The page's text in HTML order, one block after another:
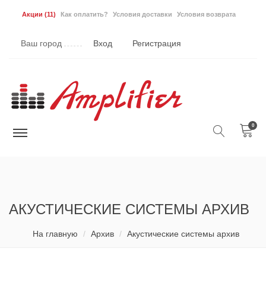
Акции (11) Как оплатить? Условия доставки Условия возврата
Ваш город Вход Регистрация
0
АКУСТИЧЕСКИЕ СИСТЕМЫ АРХИВ
На главную Архив Акустические системы архив